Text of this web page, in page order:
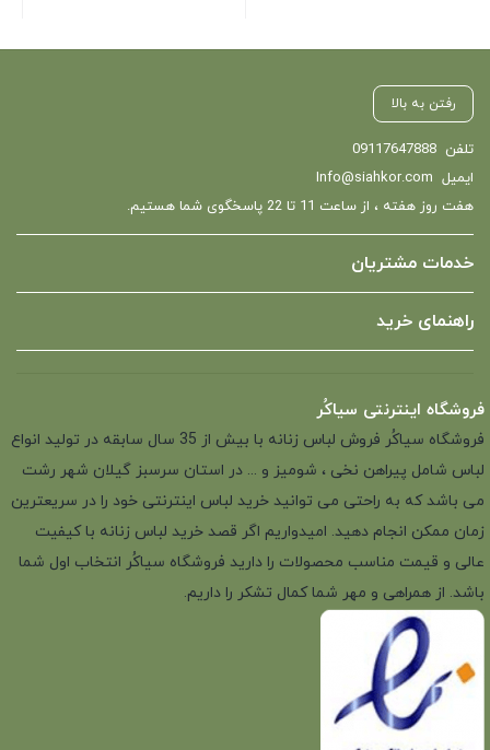
رفتن به بالا
تلفن 09117647888
ایمیل Info@siahkor.com
هفت روز هفته ، از ساعت 11 تا 22 پاسخگوی شما هستیم.
خدمات مشتریان
راهنمای خرید
فروشگاه اینترنتی سیاکُر
فروشگاه سیاکُر فروش لباس زنانه با بیش از 35 سال سابقه در تولید انواع
لباس شامل پیراهن نخی ، شومیز و ... در استان سرسبز گیلان شهر رشت
می باشد که به راحتی می توانید خرید لباس اینترنتی خود را در سریعترین
زمان ممکن انجام دهید. امیدواریم اگر قصد خرید لباس زنانه با کیفیت
عالی و قیمت مناسب محصولات را دارید فروشگاه سیاکُر انتخاب اول شما
باشد. از همراهی و مهر شما کمال تشکر را داریم.